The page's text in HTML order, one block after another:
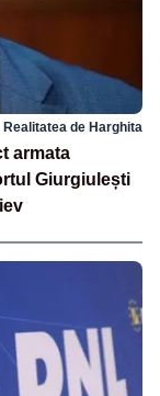
Realitatea de Harghita
armata
Giurgiulești